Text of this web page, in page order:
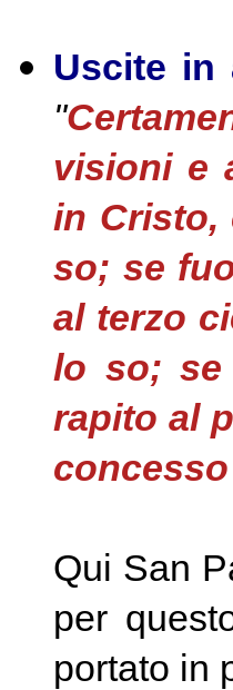
Uscite in
"
visioni e
in Cristo,
so; se
al terzo
lo so;
rapito al
Qui San
per
portato in